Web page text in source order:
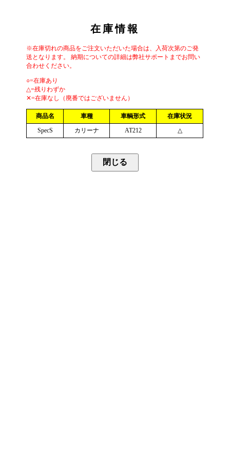
在庫情報
※在庫切れの商品をご注文いただいた場合は、入荷次第のご発
送となります。 納期についての詳細は弊社サポートまでお問い
合わせください。
○=在庫あり
△=残りわずか
✕=在庫なし（廃番ではございません）
商品名 車種 車輌形式
在庫状況
SpecS
カリーナ AT212 △